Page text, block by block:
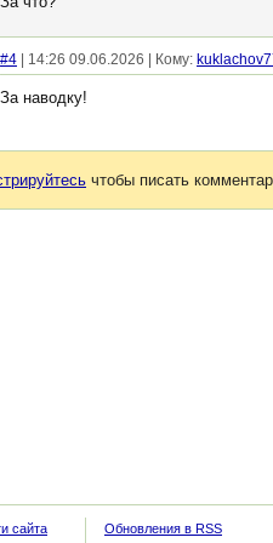
#4 | 14:26 09.06.2026 | Кому:
За наводку!
чтобы писать
сайта Обновления в RSS